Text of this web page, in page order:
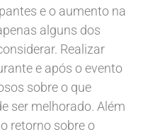
e o aumento na
alguns dos
Realizar
e após o evento
sobre o que
ser melhorado. Além
retorno sobre o